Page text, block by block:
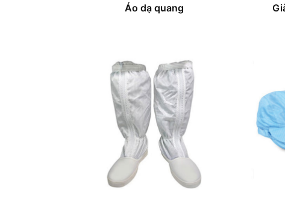
Áo dạ quang